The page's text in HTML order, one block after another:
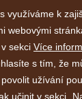
Služby
Akce
Kontakty
využíváme k
webovými
sekci Více
s tím, že
užívání
učinit v sekci